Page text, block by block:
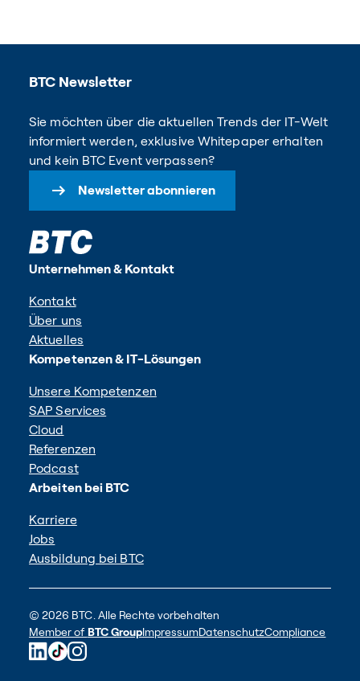
BTC Newsletter
Sie möchten über die aktuellen Trends der IT-Welt
informiert werden, exklusive Whitepaper erhalten
und kein BTC Event verpassen?
Newsletter abonnieren
Unternehmen & Kontakt
Kontakt
Über uns
Aktuelles
Kompetenzen & IT-Lösungen
Unsere Kompetenzen
SAP Services
Cloud
Referenzen
Podcast
Arbeiten bei BTC
Karriere
Jobs
Ausbildung bei BTC
© 2026 BTC. Alle Rechte vorbehalten
Member of BTC GroupImpressumDatenschutzCompliance